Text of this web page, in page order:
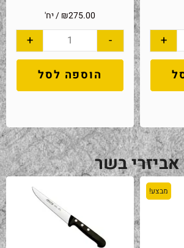
+
₪275.00 / יח'
-
+
הוספה לסל
אביזרי בשר
מבצע!